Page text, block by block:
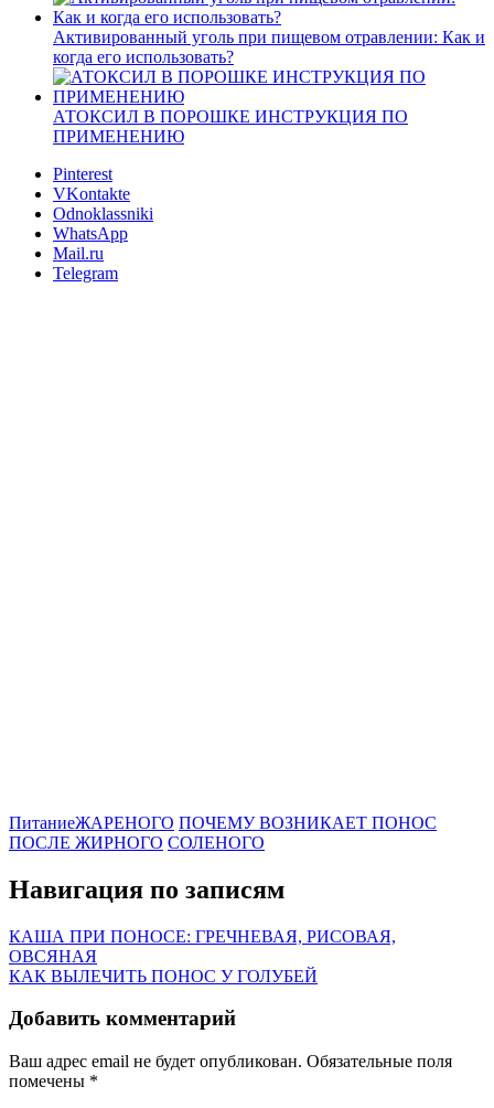
Активированный уголь при пищевом отравлении: Как и
когда его использовать?
АТОКСИЛ В ПОРОШКЕ ИНСТРУКЦИЯ ПО
ПРИМЕНЕНИЮ
Pinterest
VKontakte
Odnoklassniki
WhatsApp
Mail.ru
Telegram
ПитаниеЖАРЕНОГО ПОЧЕМУ ВОЗНИКАЕТ ПОНОС
ПОСЛЕ ЖИРНОГО СОЛЕНОГО
Навигация по записям
КАША ПРИ ПОНОСЕ: ГРЕЧНЕВАЯ, РИСОВАЯ,
ОВСЯНАЯ
КАК ВЫЛЕЧИТЬ ПОНОС У ГОЛУБЕЙ
Добавить комментарий
Ваш адрес email не будет опубликован. Обязательные поля
помечены *